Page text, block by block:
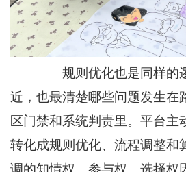
规则优化也是同样的逻
近，也最清楚哪些问题发生在
区门禁和系统判责里。平台主
转化成规则优化、流程调整和
调的知情权、参与权、选择权